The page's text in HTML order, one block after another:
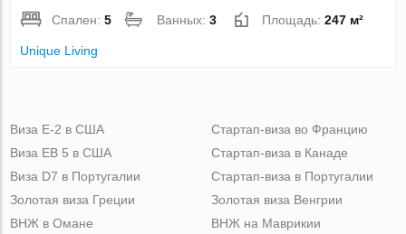
Спален:5 Ванных:3 Площадь:247 м²
Unique Living
Виза Е-2 в США
Виза ЕВ 5 в США
Виза D7 в Португалии
Золотая виза Греции
Стартап-виза во Францию
Стартап-виза в Канаде
Стартап-виза в Португалии
Золотая виза Венгрии
ВНЖ в Омане
ВНЖ на Маврикии